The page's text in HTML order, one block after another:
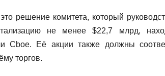
решение комитета, который
не менее $22,7 млрд,
Cboe. Её акции также должны
торгов.